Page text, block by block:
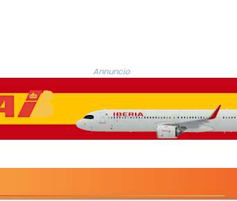
Annuncio